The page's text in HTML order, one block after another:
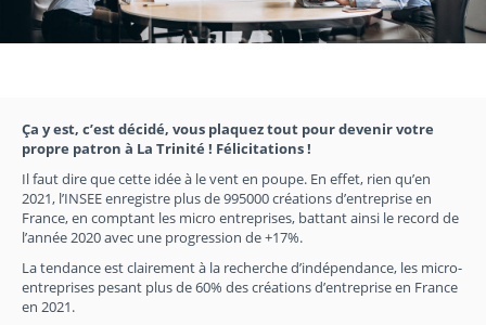
Ça y est, c’est décidé, vous plaquez tout pour devenir votre
propre patron à La Trinité ! Félicitations !
Il faut dire que cette idée à le vent en poupe. En effet, rien qu’en
2021, l’INSEE enregistre plus de 995000 créations d’entreprise en
France, en comptant les micro entreprises, battant ainsi le record de
l’année 2020 avec une progression de +17%.
La tendance est clairement à la recherche d’indépendance, les micro-
entreprises pesant plus de 60% des créations d’entreprise en France
en 2021.